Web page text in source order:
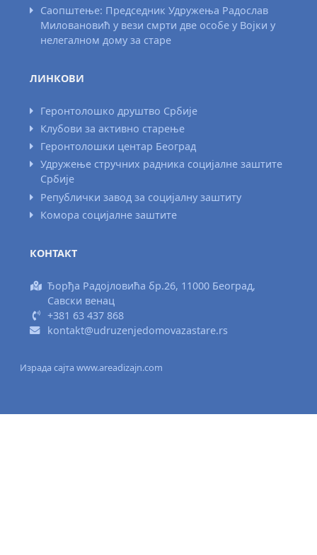
Саопштење: Председник Удружења Радослав
Миловановић у вези смрти две особе у Војки у
нелегалном дому за старе
ЛИНКОВИ
Геронтолошко друштво Србије
Клубови за активно старење
Геронтолошки центар Београд
Удружење стручних радника социјалне заштите
Србије
Републички завод за социјалну заштиту
Комора социјалне заштите
КОНТАКТ
Ђорђа Радојловића бр.26, 11000 Београд,
Савски венац
+381 63 437 868
kontakt@udruzenjedomovazastare.rs
Израда сајта www.areadizajn.com